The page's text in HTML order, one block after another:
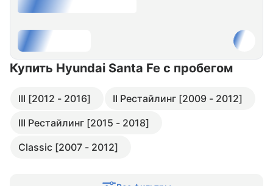
Купить Hyundai Santa Fe с пробегом
III [2012 - 2016]
II Рестайлинг [2009 - 2012]
III Рестайлинг [2015 - 2018]
Classic [2007 - 2012]